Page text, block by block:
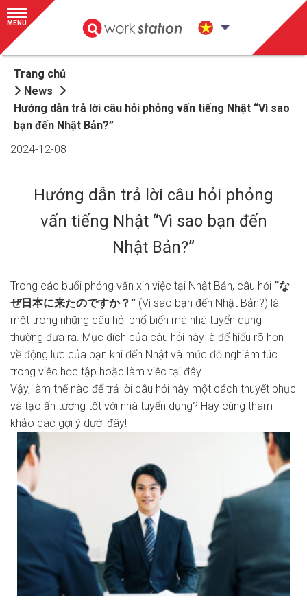
MENU
Trang chủ
News
Hướng dẫn trả lời câu hỏi phỏng vấn tiếng Nhật “Vì sao
bạn đến Nhật Bản?”
2024-12-08
Hướng dẫn trả lời câu hỏi phỏng
vấn tiếng Nhật “Vì sao bạn đến
Nhật Bản?”
Trong các buổi phỏng vấn xin việc tại Nhật Bản, câu hỏi “な
ぜ日本に来たのですか？” (Vì sao bạn đến Nhật Bản?) là
một trong những câu hỏi phổ biến mà nhà tuyển dụng
thường đưa ra. Mục đích của câu hỏi này là để hiểu rõ hơn
về động lực của bạn khi đến Nhật và mức độ nghiêm túc
trong việc học tập hoặc làm việc tại đây.
Vậy, làm thế nào để trả lời câu hỏi này một cách thuyết phục
và tạo ấn tượng tốt với nhà tuyển dụng? Hãy cùng tham
khảo các gợi ý dưới đây!